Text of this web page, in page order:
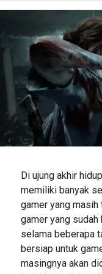
Di ujung akhir
memiliki banyak
gamer yang masih
gamer yang
selama beberapa
bersiap untuk
masingnya akan